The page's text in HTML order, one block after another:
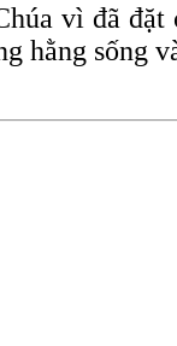
vì đã đặt
hằng sống